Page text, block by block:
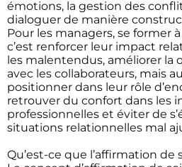
émotions, la gestion des
dialoguer de manière
Pour les managers, se former
c’est renforcer leur impact
les malentendus, améliorer la
avec les collaborateurs, mais
positionner dans leur rôle
retrouver du confort dans les
professionnelles et éviter de
situations relationnelles mal
Qu’est-ce que l’affirmation de